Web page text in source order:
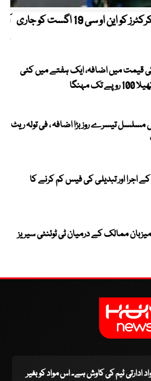
کیریبین پریمیئر لیگ ، قومی کرکٹرز کو این او سی 19 اگست کو جاری
قیمت میں اضافہ، ایک ہفتے میں کئی
تیسرے روز بڑا اضافہ ، فی تولہ ریٹ
اجرا اور تبدیلی کی فیس کم کرنے کا
2027 کے میزبان ممالک کے درمیان ٹی ٹوئنٹی سیریز
ادارتی ٹیم کی کاوش ہے۔ اس مواد کو بغیر